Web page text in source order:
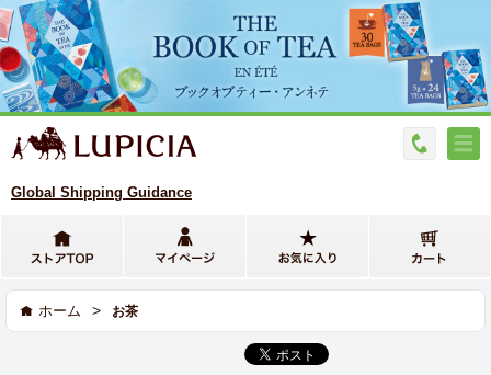
Global Shipping Guidance
ホーム > お茶